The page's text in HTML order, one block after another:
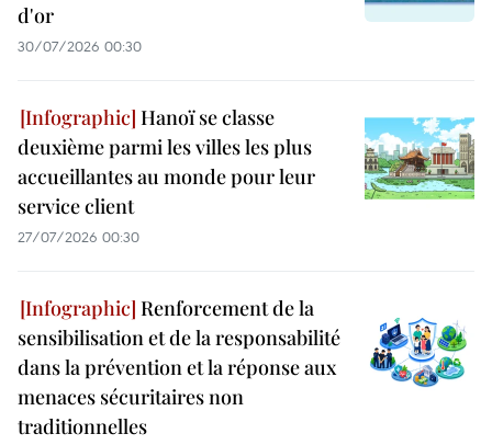
d'or
30/07/2026 00:30
Hanoï se classe
deuxième parmi les villes les plus
accueillantes au monde pour leur
service client
27/07/2026 00:30
Renforcement de la
sensibilisation et de la responsabilité
dans la prévention et la réponse aux
menaces sécuritaires non
traditionnelles